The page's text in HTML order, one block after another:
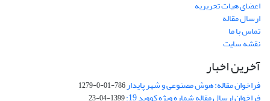
اعضای هیات تحریریه
ارسال مقاله
تماس با ما
نقشه سایت
آخرین اخبار
فراخوان مقاله: هوش مصنوعی و شهر پایدار786-01-0-1279